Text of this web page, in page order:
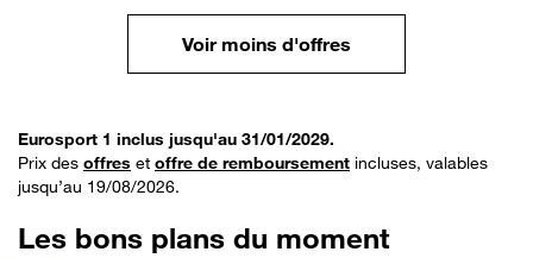
Voir moins d'offres
Eurosport 1 inclus jusqu'au 31/01/2029.
Prix des offres et offre de remboursement incluses, valables
jusqu’au 19/08/2026.
Les bons plans du moment